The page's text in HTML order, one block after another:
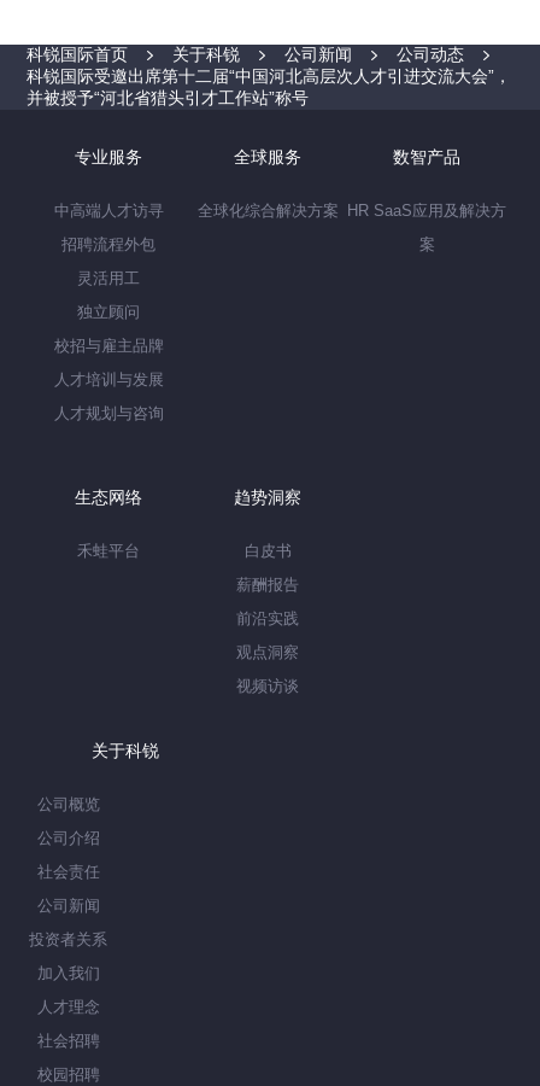
科锐国际首页 关于科锐 公司新闻
公司动态
科锐国际受邀出席第十二届“中国河北高层次人才引进交流大会”，
并被授予“河北省猎头引才工作站”称号
专业服务
中高端人才访寻
招聘流程外包
灵活用工
独立顾问
校招与雇主品牌
人才培训与发展
人才规划与咨询
全球服务
全球化综合解决方案
数智产品
HR SaaS应用及解决方
案
生态网络
禾蛙平台
趋势洞察
白皮书
薪酬报告
前沿实践
观点洞察
视频访谈
关于科锐
公司概览
公司介绍
社会责任
公司新闻
投资者关系
加入我们
人才理念
社会招聘
校园招聘